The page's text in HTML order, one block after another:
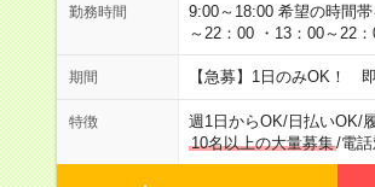
勤務時間
9:00～18:00 希望の時間
～22：00 ・13：00～22
期間 【急募】1日のみOK！
特徴 週1日からOK/日払いOK/
10名以上の大量募集/電話